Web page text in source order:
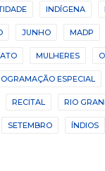
INDÍGENA
JUNHO MADP
MULHERES
ESPECIAL
RECITAL RIO
SETEMBRO ÍNDIOS